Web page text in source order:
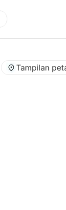
Tampilan